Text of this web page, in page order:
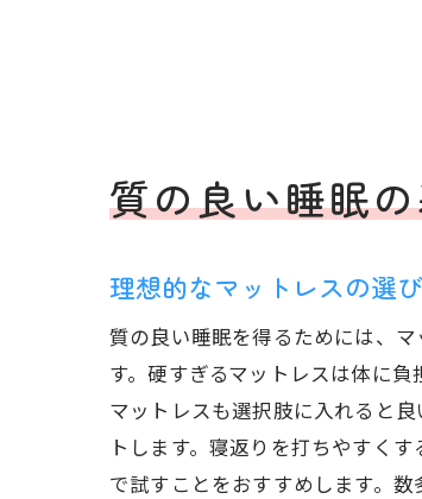
質の良い睡眠
理想的なマットレスの選
質の良い睡眠を得るためには、
す。硬すぎるマットレスは体に
マットレスも選択肢に入れると
トします。寝返りを打ちやすく
で試すことをおすすめします。